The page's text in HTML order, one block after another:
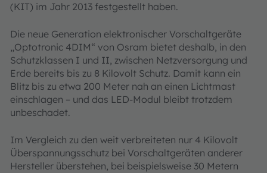
(KIT) im Jahr 2013 festgestellt haben.
Die neue Generation elektronischer Vorschaltgeräte
„Optotronic 4DIM“ von Osram bietet deshalb, in den
Schutzklassen I und II, zwischen Netzversorgung und
Erde bereits bis zu 8 Kilovolt Schutz. Damit kann ein
Blitz bis zu etwa 200 Meter nah an einen Lichtmast
einschlagen – und das LED-Modul bleibt trotzdem
unbeschadet.
Im Vergleich zu den weit verbreiteten nur 4 Kilovolt
Überspannungsschutz bei Vorschaltgeräten anderer
Hersteller überstehen, bei beispielsweise 30 Metern